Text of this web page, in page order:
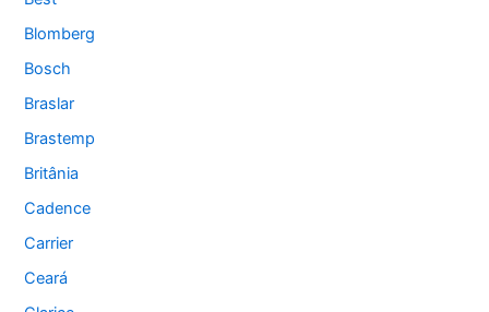
Blomberg
Bosch
Braslar
Brastemp
Britânia
Cadence
Carrier
Ceará